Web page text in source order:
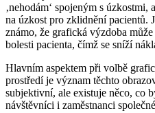
‚nehodám‘ spojeným s
na úzkost pro zklidnění pacientů.
známo, že grafická výzdoba
bolesti pacienta, čímž se sníží
Hlavním aspektem při volbě
prostředí je význam těchto
subjektivní, ale existuje něco, co
návštěvníci i zaměstnanci